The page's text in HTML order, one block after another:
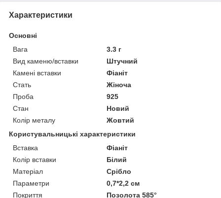
Характеристики
Основні
Вага
3.3 г
Вид каменю/вставки
Штучний
Камені вставки
Фіаніт
Стать
Жіноча
Проба
925
Стан
Новий
Колір металу
Жовтий
Користувальницькі характеристики
Вставка
Фіаніт
Колір вставки
Білий
Матеріал
Срібло
Параметри
0,7*2,2 см
Покриття
Позолота 585°